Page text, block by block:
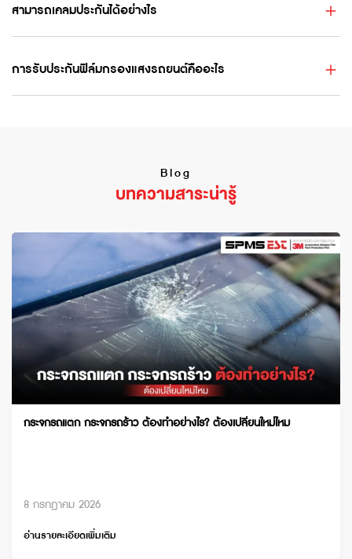
สามารถเคลมประกันได้อย่างไร
การรับประกันฟิล์มกรองแสงรถยนต์คืออะไร
Blog
บทความสาระน่ารู้
กระจกรถแตก กระจกรถร้าว ต้องทำอย่างไร? ต้องเปลี่ยนใหม่ไหม
8 กรกฎาคม 2026
อ่านรายละเอียดเพิ่มเติม